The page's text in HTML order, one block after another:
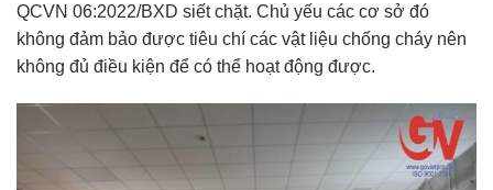
QCVN 06:2022/BXD siết chặt. Chủ yếu các cơ sở đó
không đảm bảo được tiêu chí các vật liệu chống cháy nên
không đủ điều kiện để có thể hoạt động được.